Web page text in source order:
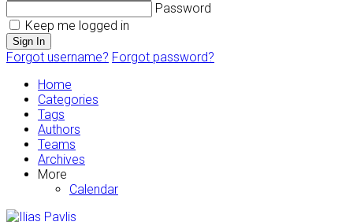
Password
Keep me logged in
Sign In
Forgot username? Forgot password?
Home
Categories
Tags
Authors
Teams
Archives
More
Calendar